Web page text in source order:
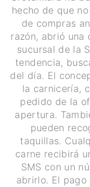
hecho de que
de compras
razón, abrió una
sucursal de la
tendencia,
del día. El
la carnicería,
pedido de la
apertura.
pueden
taquillas.
carne recibirá
SMS con un
abrirlo. El